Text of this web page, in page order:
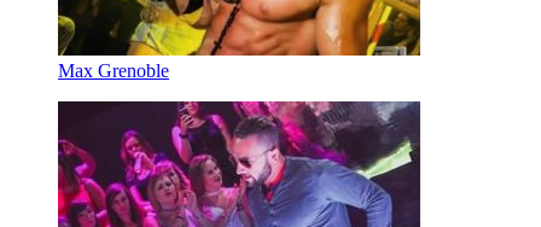
Max Grenoble